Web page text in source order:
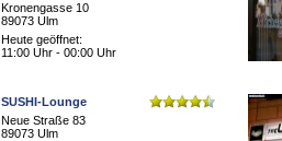
Kronengasse 10
89073 Ulm
Heute geöffnet:
11:00 Uhr - 00:00 Uhr
SUSHI-Lounge
Neue Straße 83
89073 Ulm